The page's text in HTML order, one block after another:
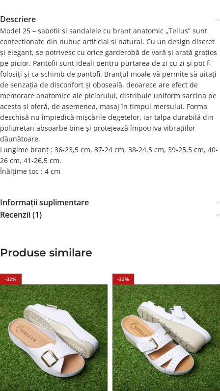
Descriere
Model 25 – sabotii si sandalele cu brant anatomic „Tellus” sunt
confectionate din nubuc artificial si natural. Cu un design discret
și elegant, se potrivesc cu orice garderobă de vară și arată grațios
pe picior. Pantofii sunt ideali pentru purtarea de zi cu zi și pot fi
folosiți și ca schimb de pantofi. Branțul moale vă permite să uitați
de senzația de disconfort și oboseală, deoarece are efect de
memorare anatomice ale piciorului, distribuie uniform sarcina pe
acesta și oferă, de asemenea, masaj în timpul mersului. Forma
deschisă nu împiedică mișcările degetelor, iar talpa durabilă din
poliuretan absoarbe bine și protejează împotriva vibrațiilor
dăunătoare.
Lungime branț : 36-23,5 cm, 37-24 cm, 38-24,5 cm, 39-25,5 cm, 40-
26 cm, 41-26,5 cm.
Înălțime toc : 4 cm
Informații suplimentare
Recenzii (1)
Produse similare
-32% -32%